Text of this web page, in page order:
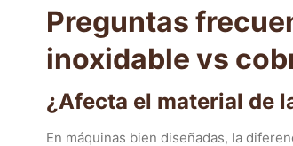
Preguntas
inoxidable vs
¿Afecta el material de
En máquinas bien diseñadas, la